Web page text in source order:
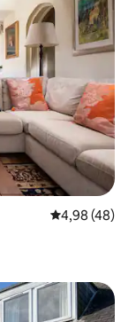
საშუალო
4,98 (48)